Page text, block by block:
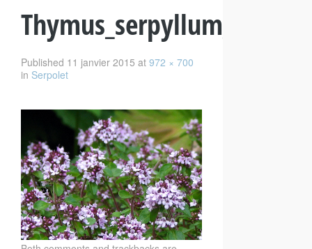
Published 11 janvier 2015 at 972 × 700
in Serpolet